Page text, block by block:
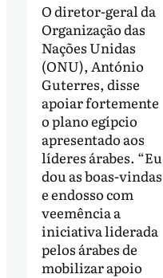
O diretor-geral da
Organização das
Nações Unidas
(ONU), António
Guterres, disse
apoiar fortemente
o plano egípcio
apresentado aos
líderes árabes. “Eu
dou as boas-vindas
e endosso com
veemência a
iniciativa liderada
pelos árabes de
mobilizar apoio